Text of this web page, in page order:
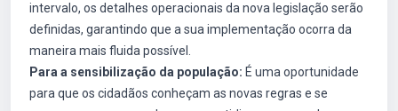
intervalo, os detalhes operacionais da nova legislação serão
definidas, garantindo que a sua implementação ocorra da
maneira mais fluida possível.
Para a sensibilização da população: É uma oportunidade
para que os cidadãos conheçam as novas regras e se